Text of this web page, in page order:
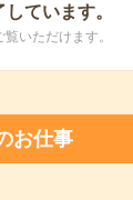
ています。
いただけます。
お仕事